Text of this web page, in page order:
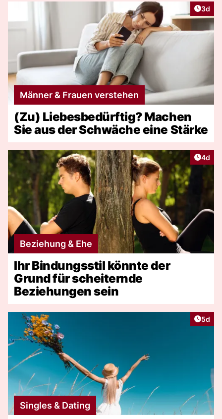
3d
Männer & Frauen verstehen
(Zu) Liebesbedürftig? Machen
Sie aus der Schwäche eine Stärke
4d
Beziehung & Ehe
Ihr Bindungsstil könnte der
Grund für scheiternde
Beziehungen sein
5d
Singles & Dating